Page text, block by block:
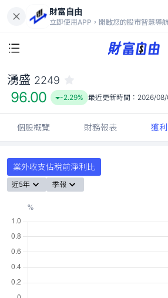
財富自由
立即使用APP，開啟您的股市智慧導航
96.00
-2.29%
湧盛 2249
96.00 -2.29% 最近更新時間： 2026/
個股概覽 財務報表 獲
業外收支佔稅前淨利比
近5年 季報